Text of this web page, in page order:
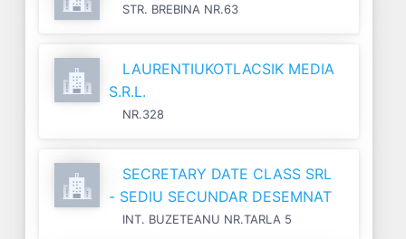
STR. BREBINA NR.63
LAURENTIUKOTLACSIK MEDIA
S.R.L.
NR.328
SECRETARY DATE CLASS SRL
- SEDIU SECUNDAR DESEMNAT
INT. BUZETEANU NR.TARLA 5